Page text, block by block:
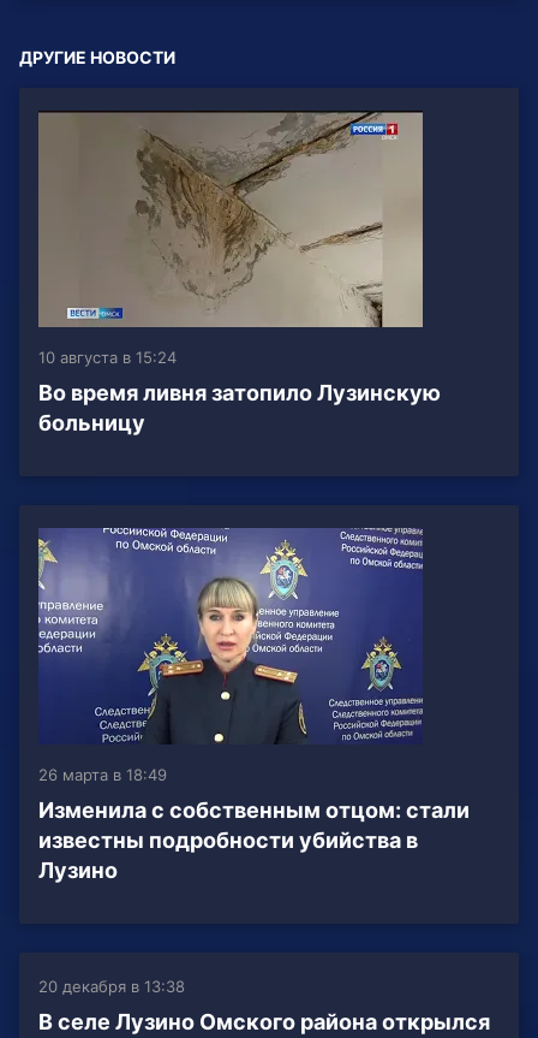
ДРУГИЕ НОВОСТИ
10 августа в 15:24
Во время ливня затопило Лузинскую
больницу
26 марта в 18:49
Изменила с собственным отцом: стали
известны подробности убийства в
Лузино
20 декабря в 13:38
В селе Лузино Омского района открылся